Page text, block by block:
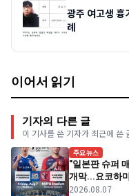
광주 여고생
례
이어서 읽기
기자의 다른 글
이 기사를 쓴 기자가 최근에 쓴
주요뉴스
"일본판 슈퍼
개막...요코하
경기
2026.08.07